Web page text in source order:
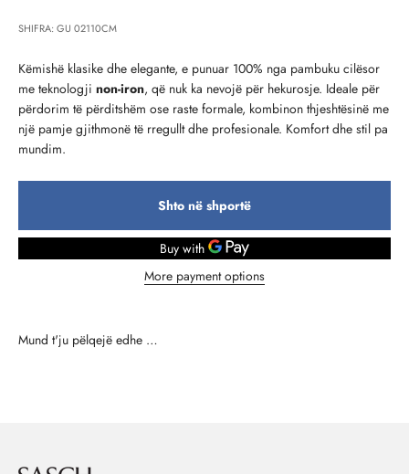
SHIFRA: GU 02110CM
Këmishë klasike dhe elegante, e punuar 100% nga pambuku cilësor
me teknologji non-iron, që nuk ka nevojë për hekurosje. Ideale për
përdorim të përditshëm ose raste formale, kombinon thjeshtësinë me
një pamje gjithmonë të rregullt dhe profesionale. Komfort dhe stil pa
mundim.
Shto në shportë
More payment options